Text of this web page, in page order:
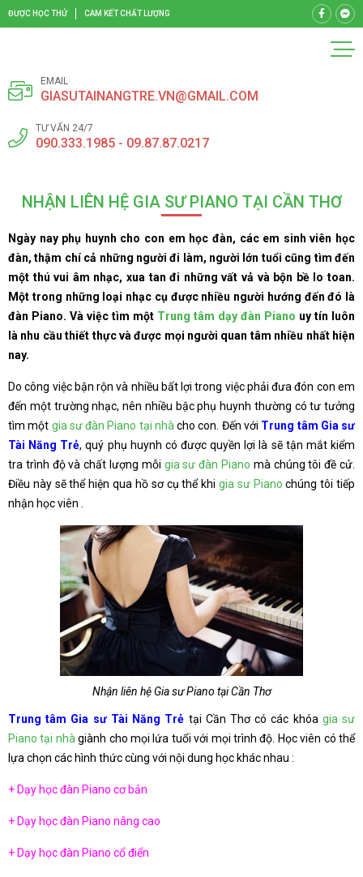
ĐƯỢC HỌC THỬ CAM KẾT CHẤT LƯỢNG
EMAIL
GIASUTAINANGTRE.VN@GMAIL.COM
TƯ VẤN 24/7
090.333.1985 - 09.87.87.0217
NHẬN LIÊN HỆ GIA SƯ PIANO TẠI CẦN THƠ
Ngày nay phụ huynh cho con em học đàn, các em sinh viên học
đàn, thậm chí cả những người đi làm, người lớn tuổi cũng tìm đến
một thú vui âm nhạc, xua tan đi những vất vả và bộn bề lo toan.
Một trong những loại nhạc cụ được nhiều người hướng đến đó là
đàn Piano. Và việc tìm một Trung tâm dạy đàn Piano uy tín luôn
là nhu cầu thiết thực và được mọi người quan tâm nhiều nhất hiện
nay.
Do công việc bận rộn và nhiều bất lợi trong việc phải đưa đón con em
đến một trường nhạc, nên nhiều bậc phụ huynh thường có tư tưởng
tìm một gia sư đàn Piano tại nhà cho con. Đến với Trung tâm Gia sư
Tài Năng Trẻ, quý phụ huynh có được quyền lợi là sẽ tận mắt kiểm
tra trình độ và chất lượng mỗi gia sư đàn Piano mà chúng tôi đề cử.
Điều này sẽ thể hiện qua hồ sơ cụ thể khi gia sư Piano chúng tôi tiếp
nhận học viên .
Nhận liên hệ Gia sư Piano tại Cần Thơ
Trung tâm Gia sư Tài Năng Trẻ tại Cần Thơ có các khóa gia sư
Piano tại nhà giành cho mọi lứa tuổi với mọi trình độ. Học viên có thể
lựa chọn các hình thức cùng với nội dung học khác nhau :
+ Dạy học đàn Piano cơ bản
+ Dạy học đàn Piano nâng cao
+ Dạy học đàn Piano cổ điển